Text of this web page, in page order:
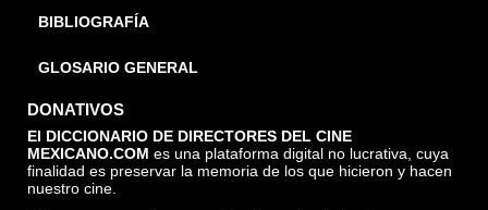
BIBLIOGRAFÍA
GLOSARIO GENERAL
DONATIVOS
El DICCIONARIO DE DIRECTORES DEL CINE
MEXICANO.COM es una plataforma digital no lucrativa, cuya
finalidad es preservar la memoria de los que hicieron y hacen
nuestro cine.